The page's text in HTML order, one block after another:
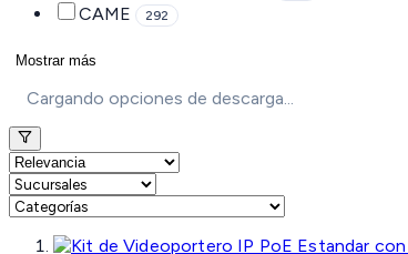
CAME 292
Mostrar más
Cargando opciones de descarga...